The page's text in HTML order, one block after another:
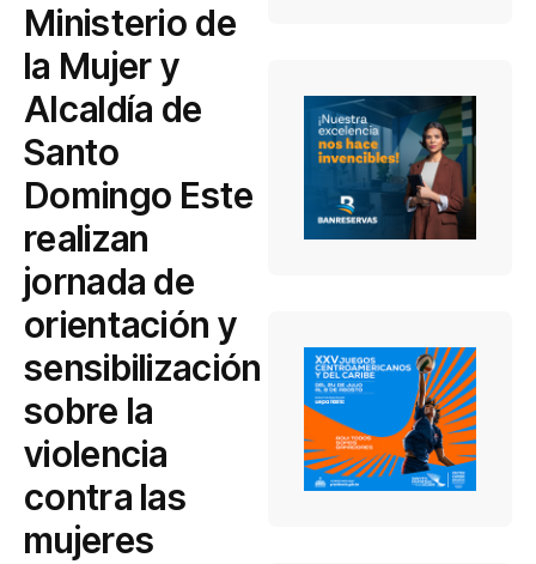
Ministerio de
la Mujer y
Alcaldía de
Santo
Domingo Este
realizan
jornada de
orientación y
sensibilización
sobre la
violencia
contra las
mujeres